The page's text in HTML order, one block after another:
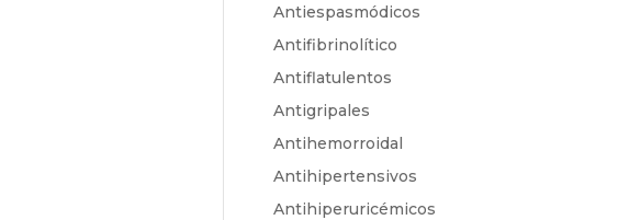
Antiespasmódicos
Antifibrinolítico
Antiflatulentos
Antigripales
Antihemorroidal
Antihipertensivos
Antihiperuricémicos